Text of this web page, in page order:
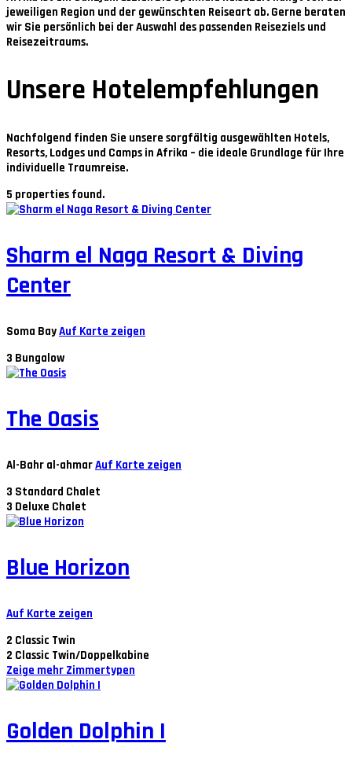
jeweiligen Region und der gewünschten Reiseart ab. Gerne beraten
wir Sie persönlich bei der Auswahl des passenden Reiseziels und
Reisezeitraums.
Unsere Hotelempfehlungen
Nachfolgend finden Sie unsere sorgfältig ausgewählten Hotels,
Resorts, Lodges und Camps in Afrika – die ideale Grundlage für Ihre
individuelle Traumreise.
5 properties found.
Sharm el Naga Resort & Diving
Center
Soma BayAuf Karte zeigen
3 Bungalow
The Oasis
Al-Bahr al-ahmarAuf Karte zeigen
3 Standard Chalet
3 Deluxe Chalet
Blue Horizon
Auf Karte zeigen
2 Classic Twin
2 Classic Twin/Doppelkabine
Zeige mehr Zimmertypen
Golden Dolphin I